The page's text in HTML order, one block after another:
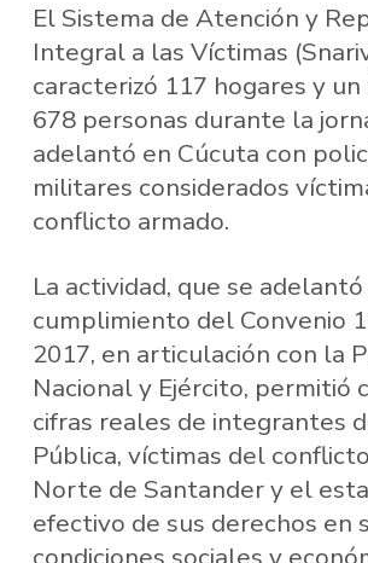
El Sistema de Atención y
Integral a las Víctimas
caracterizó 117 hogares y
678 personas durante la
adelantó en Cúcuta con
militares considerados
conflicto armado.
La actividad, que se
cumplimiento del Convenio
2017, en articulación con la
Nacional y Ejército, permitió
cifras reales de integrantes
Pública, víctimas del
Norte de Santander y el
efectivo de sus derechos en